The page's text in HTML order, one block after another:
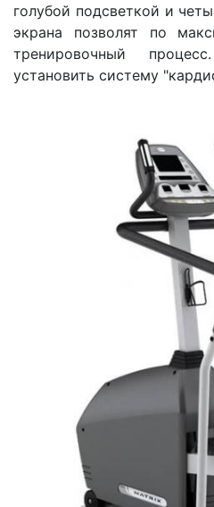
голубой подсветкой и
экрана позволят по
тренировочный
установить систему